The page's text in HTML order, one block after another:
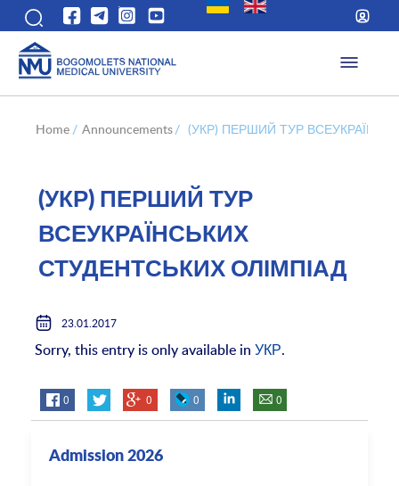
Home / Announcements/ (УКР) ПЕРШИЙ ТУР
(УКР) ПЕРШИЙ ТУР
ВСЕУКРАЇНСЬКИХ
СТУДЕНТСЬКИХ ОЛІМПІАД
23.01.2017
Sorry, this entry is only available inУКР.
0 0 0 0
Admission 2026